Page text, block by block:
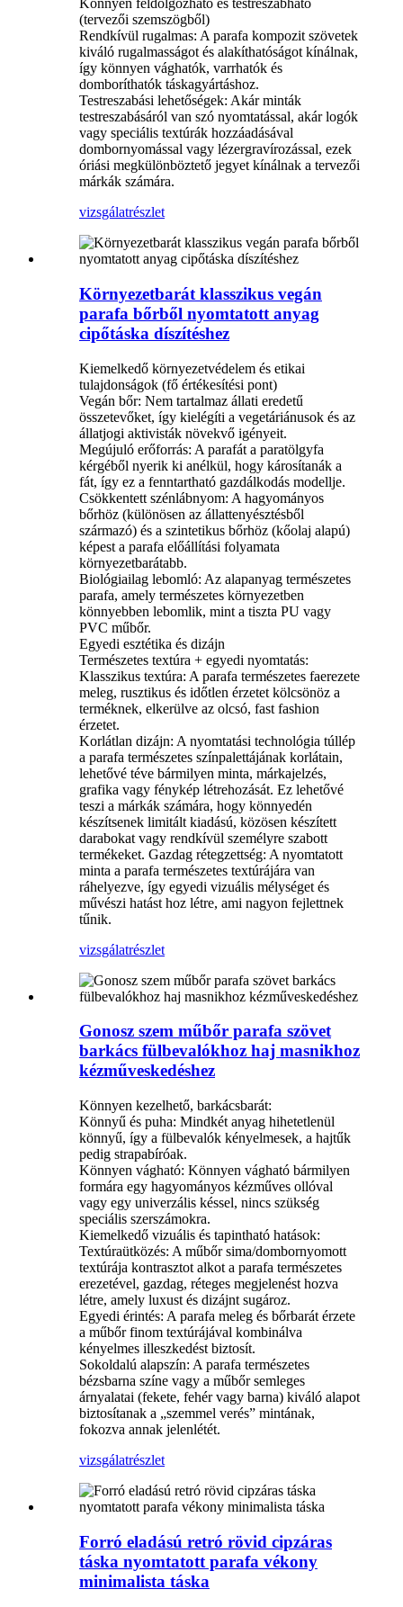
Könnyen feldolgozható és testreszabható
(tervezői szemszögből)
Rendkívül rugalmas: A parafa kompozit szövetek
kiváló rugalmasságot és alakíthatóságot kínálnak,
így könnyen vághatók, varrhatók és
domboríthatók táskagyártáshoz.
Testreszabási lehetőségek: Akár minták
testreszabásáról van szó nyomtatással, akár logók
vagy speciális textúrák hozzáadásával
dombornyomással vagy lézergravírozással, ezek
óriási megkülönböztető jegyet kínálnak a tervezői
márkák számára.
vizsgálatrészlet
Környezetbarát klasszikus vegán
parafa bőrből nyomtatott anyag
cipőtáska díszítéshez
Kiemelkedő környezetvédelem és etikai
tulajdonságok (fő értékesítési pont)
Vegán bőr: Nem tartalmaz állati eredetű
összetevőket, így kielégíti a vegetáriánusok és az
állatjogi aktivisták növekvő igényeit.
Megújuló erőforrás: A parafát a paratölgyfa
kérgéből nyerik ki anélkül, hogy károsítanák a
fát, így ez a fenntartható gazdálkodás modellje.
Csökkentett szénlábnyom: A hagyományos
bőrhöz (különösen az állattenyésztésből
származó) és a szintetikus bőrhöz (kőolaj alapú)
képest a parafa előállítási folyamata
környezetbarátabb.
Biológiailag lebomló: Az alapanyag természetes
parafa, amely természetes környezetben
könnyebben lebomlik, mint a tiszta PU vagy
PVC műbőr.
Egyedi esztétika és dizájn
Természetes textúra + egyedi nyomtatás:
Klasszikus textúra: A parafa természetes faerezete
meleg, rusztikus és időtlen érzetet kölcsönöz a
terméknek, elkerülve az olcsó, fast fashion
érzetet.
Korlátlan dizájn: A nyomtatási technológia túllép
a parafa természetes színpalettájának korlátain,
lehetővé téve bármilyen minta, márkajelzés,
grafika vagy fénykép létrehozását. Ez lehetővé
teszi a márkák számára, hogy könnyedén
készítsenek limitált kiadású, közösen készített
darabokat vagy rendkívül személyre szabott
termékeket. Gazdag rétegzettség: A nyomtatott
minta a parafa természetes textúrájára van
ráhelyezve, így egyedi vizuális mélységet és
művészi hatást hoz létre, ami nagyon fejlettnek
tűnik.
vizsgálatrészlet
Gonosz szem műbőr parafa szövet
barkács fülbevalókhoz haj masnikhoz
kézműveskedéshez
Könnyen kezelhető, barkácsbarát:
Könnyű és puha: Mindkét anyag hihetetlenül
könnyű, így a fülbevalók kényelmesek, a hajtűk
pedig strapabíróak.
Könnyen vágható: Könnyen vágható bármilyen
formára egy hagyományos kézműves ollóval
vagy egy univerzális késsel, nincs szükség
speciális szerszámokra.
Kiemelkedő vizuális és tapintható hatások:
Textúraütközés: A műbőr sima/dombornyomott
textúrája kontrasztot alkot a parafa természetes
erezetével, gazdag, réteges megjelenést hozva
létre, amely luxust és dizájnt sugároz.
Egyedi érintés: A parafa meleg és bőrbarát érzete
a műbőr finom textúrájával kombinálva
kényelmes illeszkedést biztosít.
Sokoldalú alapszín: A parafa természetes
bézsbarna színe vagy a műbőr semleges
árnyalatai (fekete, fehér vagy barna) kiváló alapot
biztosítanak a „szemmel verés” mintának,
fokozva annak jelenlétét.
vizsgálatrészlet
Forró eladású retró rövid cipzáras
táska nyomtatott parafa vékony
minimalista táska